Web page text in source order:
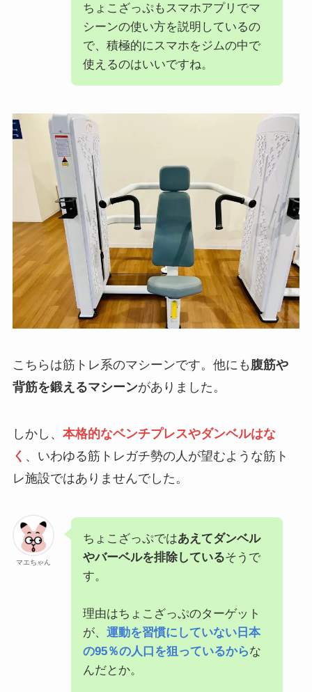
ちょこざっぷもスマホアプリでマ
シーンの使い方を説明しているの
で、積極的にスマホをジムの中で
使えるのはいいですね。
こちらは筋トレ系のマシーンです。他にも 腹筋や
背筋を鍛えるマシーンがありました。
しかし、 本格的なベンチプレスやダンベルはな
く 、いわゆる筋トレガチ勢の人が望むような筋ト
レ施設ではありませんでした。
マエちゃん
ちょこざっぷではあえてダンベル
やバーベルを排除しているそうで
す。
理由はちょこざっぷのターゲット
が、 運動を習慣にしていない日本
の95％の人口を狙っているからな
んだとか。